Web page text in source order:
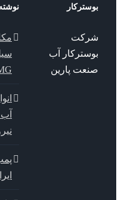
آب
پارین
نوشته‌های تازه
مکانیکال
سیل سری
انواع پمپ
پمپ ابارا